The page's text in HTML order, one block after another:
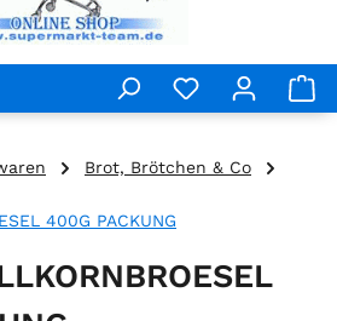
Brot, Brötchen & Co
400G PACKUNG